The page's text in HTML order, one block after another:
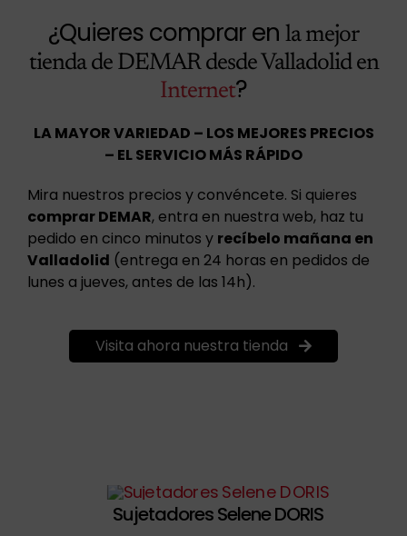
¿Quieres comprar en la mejor
tienda de DEMAR desde Valladolid en
Internet?
LA MAYOR VARIEDAD – LOS MEJORES PRECIOS
– EL SERVICIO MÁS RÁPIDO
Mira nuestros precios y convéncete. Si quieres
comprar DEMAR, entra en nuestra web, haz tu
pedido en cinco minutos y recíbelo mañana en
Valladolid (entrega en 24 horas en pedidos de
lunes a jueves, antes de las 14h).
Visita ahora nuestra tienda
Sujetadores Selene DORIS